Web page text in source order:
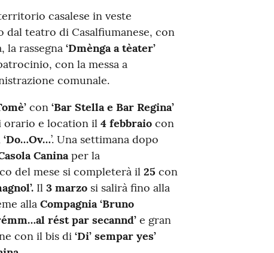
casalese in veste
dal teatro di Casalfiumanese, con
la rassegna ‘Dmènga a tèater’
con la messa a
comunale.
con ‘Bar Stella e Bar Regina’
orario e location il 4 febbraiocon
‘Do…Ov…’. Una settimana dopo
Caninaper la
del mese si completerà il 25 con
Il 3 marzosi salirà fino alla
alla Compagnia ‘Bruno
rést par secannd’e gran
con il bis di ‘Di’ sempar yes’